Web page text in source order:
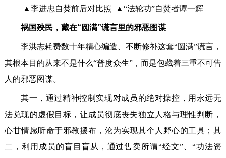
▲李进忠自焚前后对比照 ▲“法轮功”自焚者谭一辉
祸国殃民，藏在“圆满”谎言里的邪恶图谋
李洪志耗费数十年精心编造、不断修补这套“圆满”谎言，
其根本目的从来不是什么“普度众生”，而是包藏着三重不可告
人的邪恶图谋。
其一，通过精神控制实现对成员的绝对操控，用永远无
法兑现的虚假目标，让成员彻底丧失独立人格与理性判断，
心甘情愿听命于邪教摆布，沦为实现其个人野心的工具；其
二，利用成员的盲目盲从，通过售卖所谓“经文”、“功法资